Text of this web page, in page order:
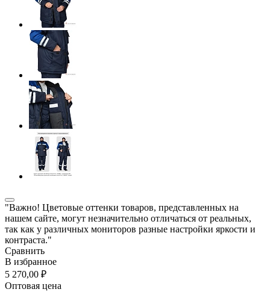
"Важно! Цветовые оттенки товаров, представленных на
нашем сайте, могут незначительно отличаться от реальных,
так как у различных мониторов разные настройки яркости и
контраста."
Сравнить
В избранное
5 270,00 ₽
Оптовая цена